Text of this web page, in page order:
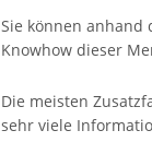
Sie können anhand
Knowhow dieser
Die meisten
sehr viele